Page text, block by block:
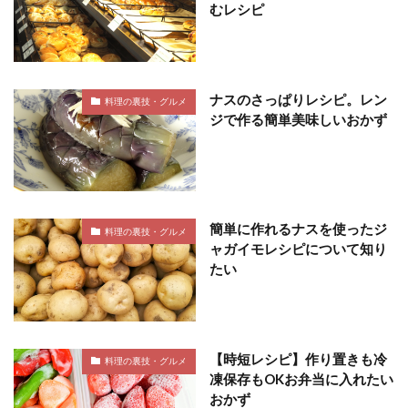
むレシピ
料理の裏技・グルメ
ナスのさっぱりレシピ。レン
ジで作る簡単美味しいおかず
料理の裏技・グルメ
簡単に作れるナスを使ったジ
ャガイモレシピについて知り
たい
料理の裏技・グルメ
【時短レシピ】作り置きも冷
凍保存もOKお弁当に入れたい
おかず